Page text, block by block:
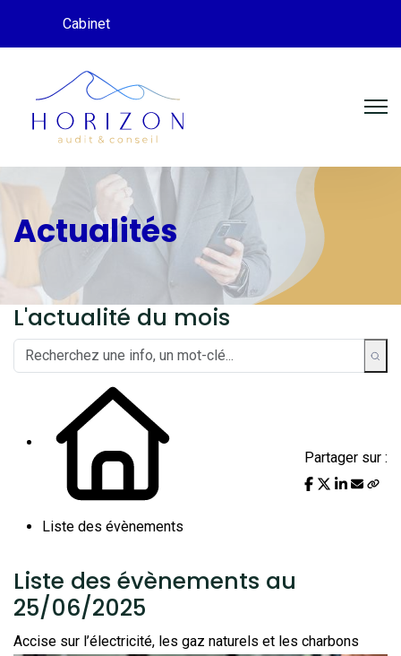
Cabinet
Actualités
L'actualité du mois
Liste des évènements
Partager sur :
Liste des évènements au
25/06/2025
Accise sur l’électricité, les gaz naturels et les charbons